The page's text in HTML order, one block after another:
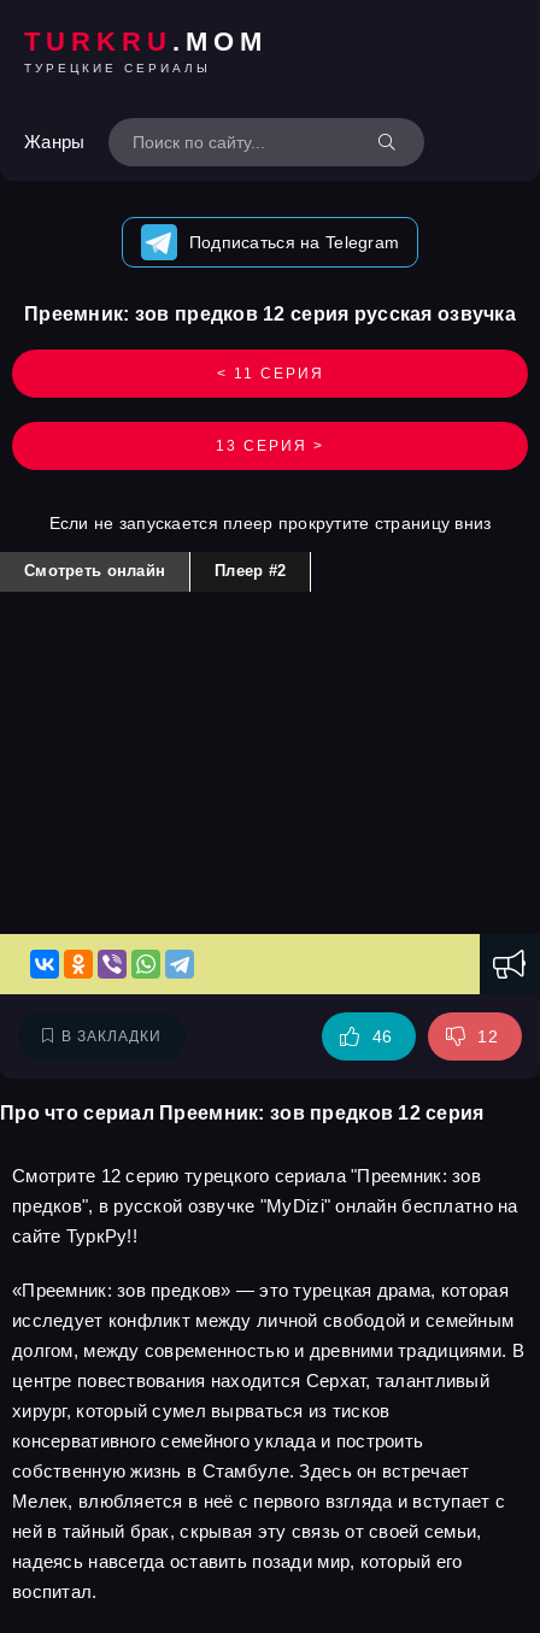
TURKRU .MOM
ТУРЕЦКИЕ СЕРИАЛЫ
Жанры
Подписаться на Telegram
< 11 СЕРИЯ
Преемник: зов предков 12 серия русская озвучка
13 СЕРИЯ >
Если не запускается плеер прокрутите страницу вниз
Смотреть онлайн Плеер #2
В ЗАКЛАДКИ 46 12
Про что сериал Преемник: зов предков 12 серия
Смотрите 12 серию турецкого сериала "Преемник: зов
предков", в русской озвучке "MyDizi" онлайн бесплатно на
сайте ТуркРу!!
«Преемник: зов предков» — это турецкая драма, которая
исследует конфликт между личной свободой и семейным
долгом, между современностью и древними традициями. В
центре повествования находится Серхат, талантливый
хирург, который сумел вырваться из тисков
консервативного семейного уклада и построить
собственную жизнь в Стамбуле. Здесь он встречает
Мелек, влюбляется в неё с первого взгляда и вступает с
ней в тайный брак, скрывая эту связь от своей семьи,
надеясь навсегда оставить позади мир, который его
воспитал.